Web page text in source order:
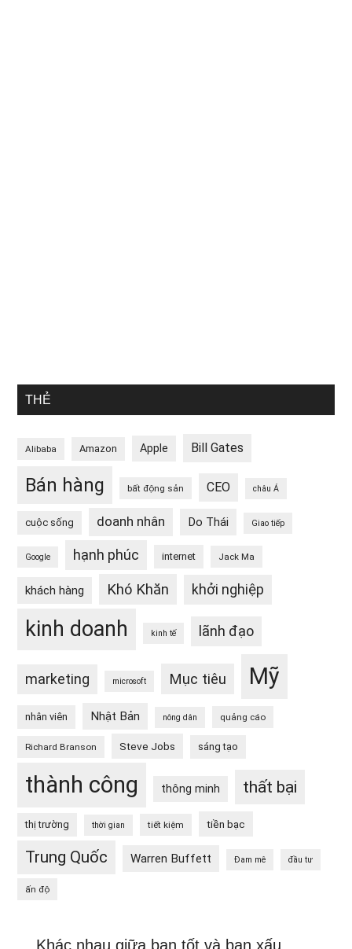
THẺ
Alibaba Amazon Apple Bill Gates
Bán hàng bất động sản CEO châu Á
cuộc sống doanh nhân Do Thái Giao tiếp
Google hạnh phúc internet Jack Ma
khách hàng Khó Khăn khởi nghiệp
kinh doanh kinh tế lãnh đạo
marketing microsoft Mục tiêu Mỹ
nhân viên Nhật Bản nông dân quảng cáo
Richard Branson Steve Jobs sáng tạo
thành công thông minh thất bại
thị trường thời gian tiết kiệm tiền bạc
Trung Quốc Warren Buffett Đam mê đầu tư
ấn độ
Khác nhau giữa bạn tốt và bạn xấu